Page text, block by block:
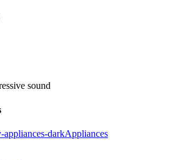
sound
Appliances